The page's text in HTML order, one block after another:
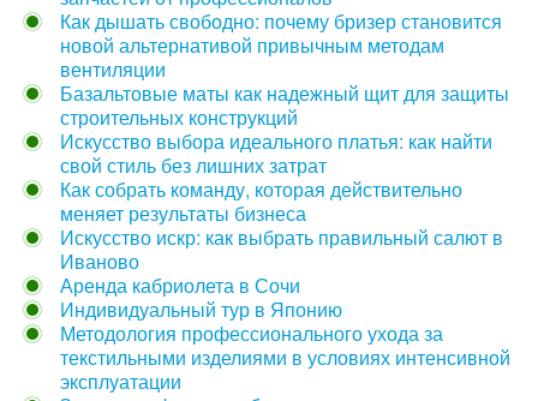
Как дышать свободно: почему бризер становится
новой альтернативой привычным методам
вентиляции
Базальтовые маты как надежный щит для защиты
строительных конструкций
Искусство выбора идеального платья: как найти
свой стиль без лишних затрат
Как собрать команду, которая действительно
меняет результаты бизнеса
Искусство искр: как выбрать правильный салют в
Иваново
Аренда кабриолета в Сочи
Индивидуальный тур в Японию
Методология профессионального ухода за
текстильными изделиями в условиях интенсивной
эксплуатации